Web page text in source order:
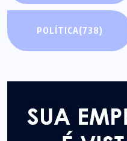
POLÍTICA(738)